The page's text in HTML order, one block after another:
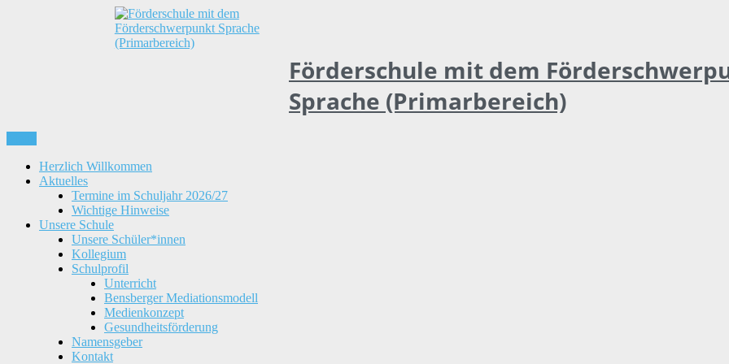
Förderschule mit dem
Sprache (Primarbereich)
Herzlich Willkommen
Aktuelles
Termine im Schuljahr 2026/27
Wichtige Hinweise
Unsere Schule
Unsere Schüler*innen
Kollegium
Schulprofil
Unterricht
Bensberger Mediationsmodell
Medienkonzept
Gesundheitsförderung
Namensgeber
Kontakt